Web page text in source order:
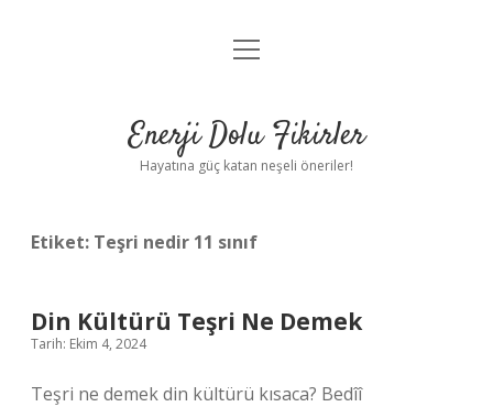
Anasayfa
Yasal Uyarı
menüyü
Enerji Dolu Fikirler
Hayatına güç katan neşeli öneriler!
Etiket: Teşri nedir 11 sınıf
Din Kültürü Teşri Ne Demek
Tarih: Ekim 4, 2024
Teşri ne demek din kültürü kısaca? Bedîî